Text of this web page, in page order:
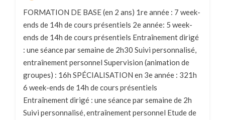
FORMATION DE BASE (en 2 ans) 1re année : 7 week-
ends de 14h de cours présentiels 2e année: 5 week-
ends de 14h de cours présentiels Entraînement dirigé
: une séance par semaine de 2h30 Suivi personnalisé,
entraînement personnel Supervision (animation de
groupes) : 16h SPÉCIALISATION en 3e année : 321h
6 week-ends de 14h de cours présentiels
Entraînement dirigé : une séance par semaine de 2h
Suivi personnalisé, entraînement personnel Etude de